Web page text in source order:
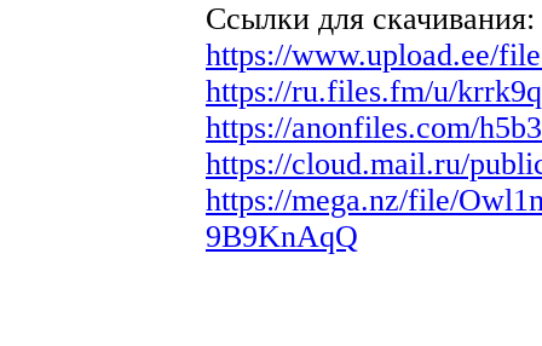
Ссылки для скачивания:
https://www.upload.ee/
https://ru.files.fm/u/
https://anonfiles.com/
https://cloud.mail.ru/
https://mega.nz/file/
9B9KnAqQ